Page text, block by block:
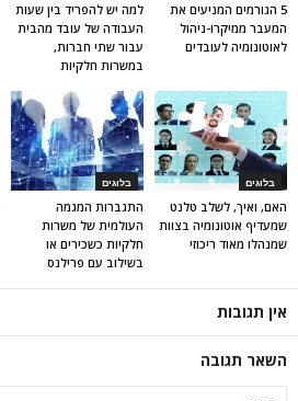
למה יש להפריד בין שעות
העבודה של עובד מהבית
עבור שתי חברות,
במשרות חלקיות
5 הגורמים המניעים את
המעבר ממיקרו-ניהול
לאוטונומיה לעובדים
בלוגים
התגברות המגמה
העולמית של משרות
חלקיות כשכירים או
בשילוב עם פרילנס
בלוגים
האם, ואיך, לשלב טלנט
שמעדיף אוטונומיה בצוות
שמנהלו מאוד ריכוזי
אין תגובות
השאר תגובה